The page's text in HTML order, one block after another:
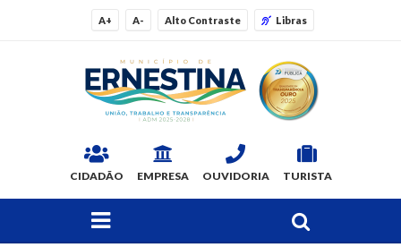
A+ A- Alto Contraste Libras
CIDADÃO EMPRESA OUVIDORIA TURISTA